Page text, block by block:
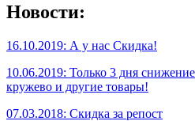
Новости:
16.10.2019: А у нас Скидка!
10.06.2019: Только 3 дня
кружево и другие товары!
07.03.2018: Скидка за репост